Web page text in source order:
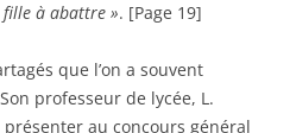
à abattre ». [Page 19]
que l’on a souvent
professeur de lycée, L.
au concours général